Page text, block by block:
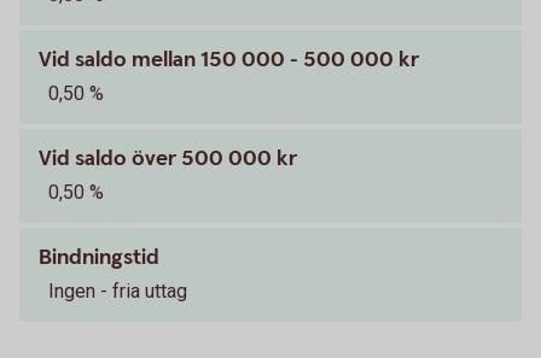
Vid saldo mellan 150 000 - 500 000 kr
0,50 %
Vid saldo över 500 000 kr
0,50 %
Bindningstid
Ingen - fria uttag